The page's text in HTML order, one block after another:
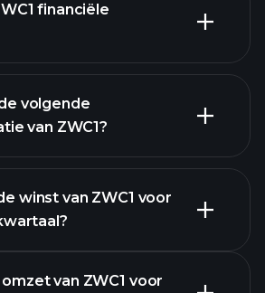
aandelen
financiële
ZWC1 financiële gegevens
volgende
van ZWC1?
winst van ZWC1 voor
van ZWC1 voor